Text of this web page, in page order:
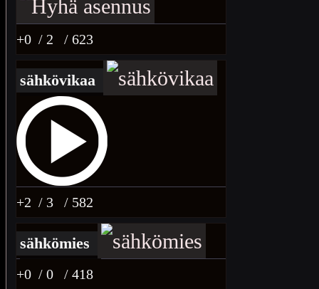
+0 / 2 / 623
sähkövikaa
+2 / 3 / 582
sähkömies
+0 / 0 / 418